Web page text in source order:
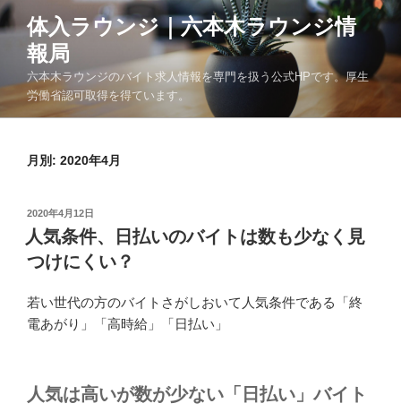
コ
ン
へ
体入ラウンジ｜六本木ラウンジ情
報局
六本木ラウンジのバイト求人情報を専門を扱う公式HPです。厚生
労働省認可取得を得ています。
月別: 2020年4月
投
稿
日:
2020年4月12日
人気条件、日払いのバイトは数も少なく見
つけにくい？
若い世代の方のバイトさがしおいて人気条件である「終
電あがり」「高時給」「日払い」
人気は高いが数が少ない「日払い」バイト